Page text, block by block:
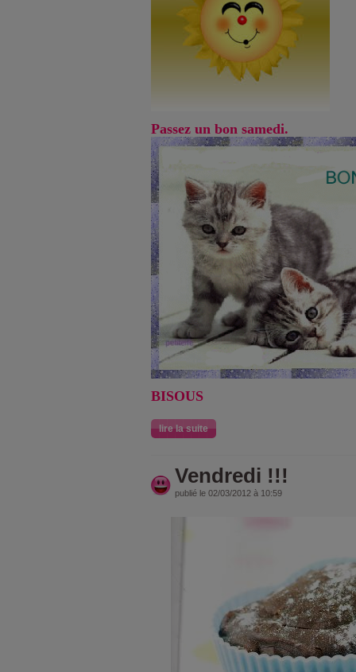
Passez un bon samedi.
BISOUS
lire la suite
Vendredi !!!
publié le 02/03/2012 à 10:59